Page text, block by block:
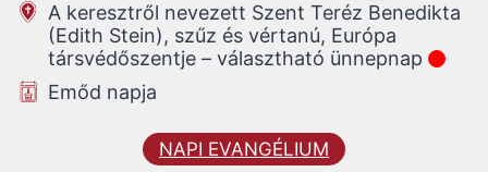
A keresztről nevezett Szent Teréz Benedikta
(Edith Stein), szűz és vértanú, Európa
társvédőszentje – választható ünnepnap
Emőd napja
NAPI EVANGÉLIUM